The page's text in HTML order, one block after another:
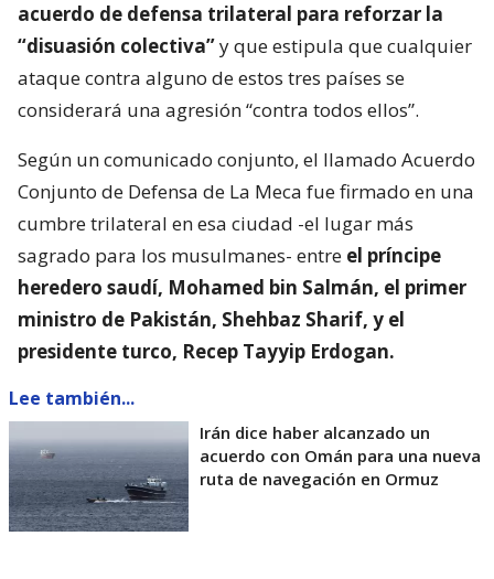
acuerdo de defensa trilateral para reforzar la
“disuasión colectiva”y que estipula que cualquier
ataque contra alguno de estos tres países se
considerará una agresión “contra todos ellos”.
Según un comunicado conjunto, el llamado Acuerdo
Conjunto de Defensa de La Meca fue firmado en una
cumbre trilateral en esa ciudad -el lugar más
sagrado para los musulmanes- entre el príncipe
heredero saudí, Mohamed bin Salmán, el primer
ministro de Pakistán, Shehbaz Sharif, y el
presidente turco, Recep Tayyip Erdogan.
Lee también...
Irán dice haber alcanzado un
acuerdo con Omán para una nueva
ruta de navegación en Ormuz